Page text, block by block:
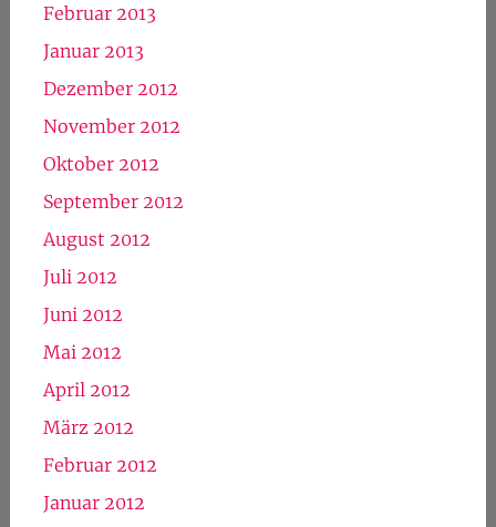
Februar 2013
Januar 2013
Dezember 2012
November 2012
Oktober 2012
September 2012
August 2012
Juli 2012
Juni 2012
Mai 2012
April 2012
März 2012
Februar 2012
Januar 2012